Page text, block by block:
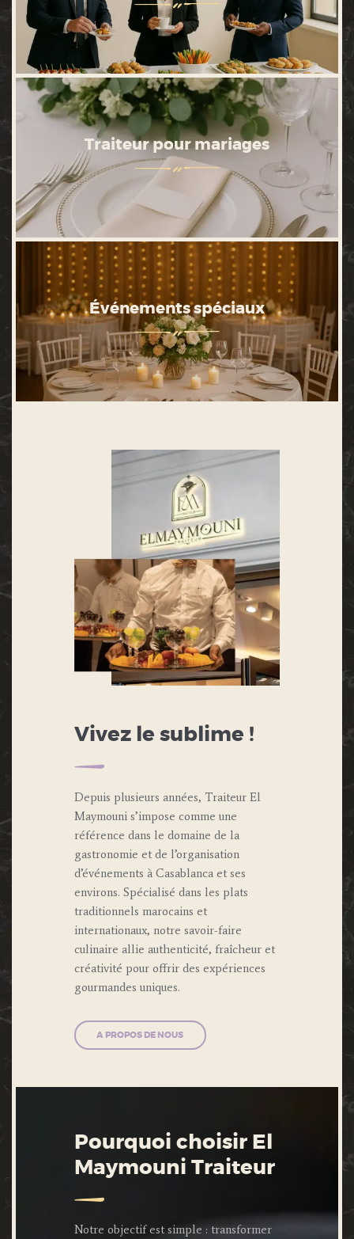
Traiteur pour mariages
Événements spéciaux
Vivez le sublime !
Depuis plusieurs années, Traiteur El
Maymouni s’impose comme une
référence dans le domaine de la
gastronomie et de l’organisation
d’événements à Casablanca et ses
environs. Spécialisé dans les plats
traditionnels marocains et
internationaux, notre savoir-faire
culinaire allie authenticité, fraîcheur et
créativité pour offrir des expériences
gourmandes uniques.
A PROPOS DE NOUS
Pourquoi choisir El
Maymouni Traiteur
Notre objectif est simple : transformer